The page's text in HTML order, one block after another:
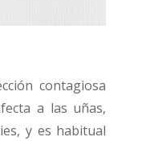
contagiosa
a las uñas,
y es habitual